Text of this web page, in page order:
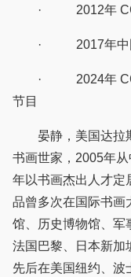
· 2012年
· 2017年中国
· 2024年 CCTV
节目
晏静，美国达拉斯
书画世家，2005年
年以书画杰出人才定
品曾多次在国际书画
馆、历史博物馆、军
法国巴黎、日本新加
先后在美国纽约、波